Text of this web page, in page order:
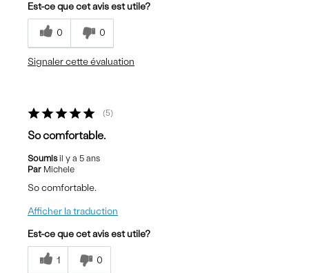
Est-ce que cet avis est utile?
0 0
Signaler cette évaluation
5
So comfortable.
Soumisil y a 5 ans
Par Michele
So comfortable.
Afficher la traduction
Est-ce que cet avis est utile?
1 0